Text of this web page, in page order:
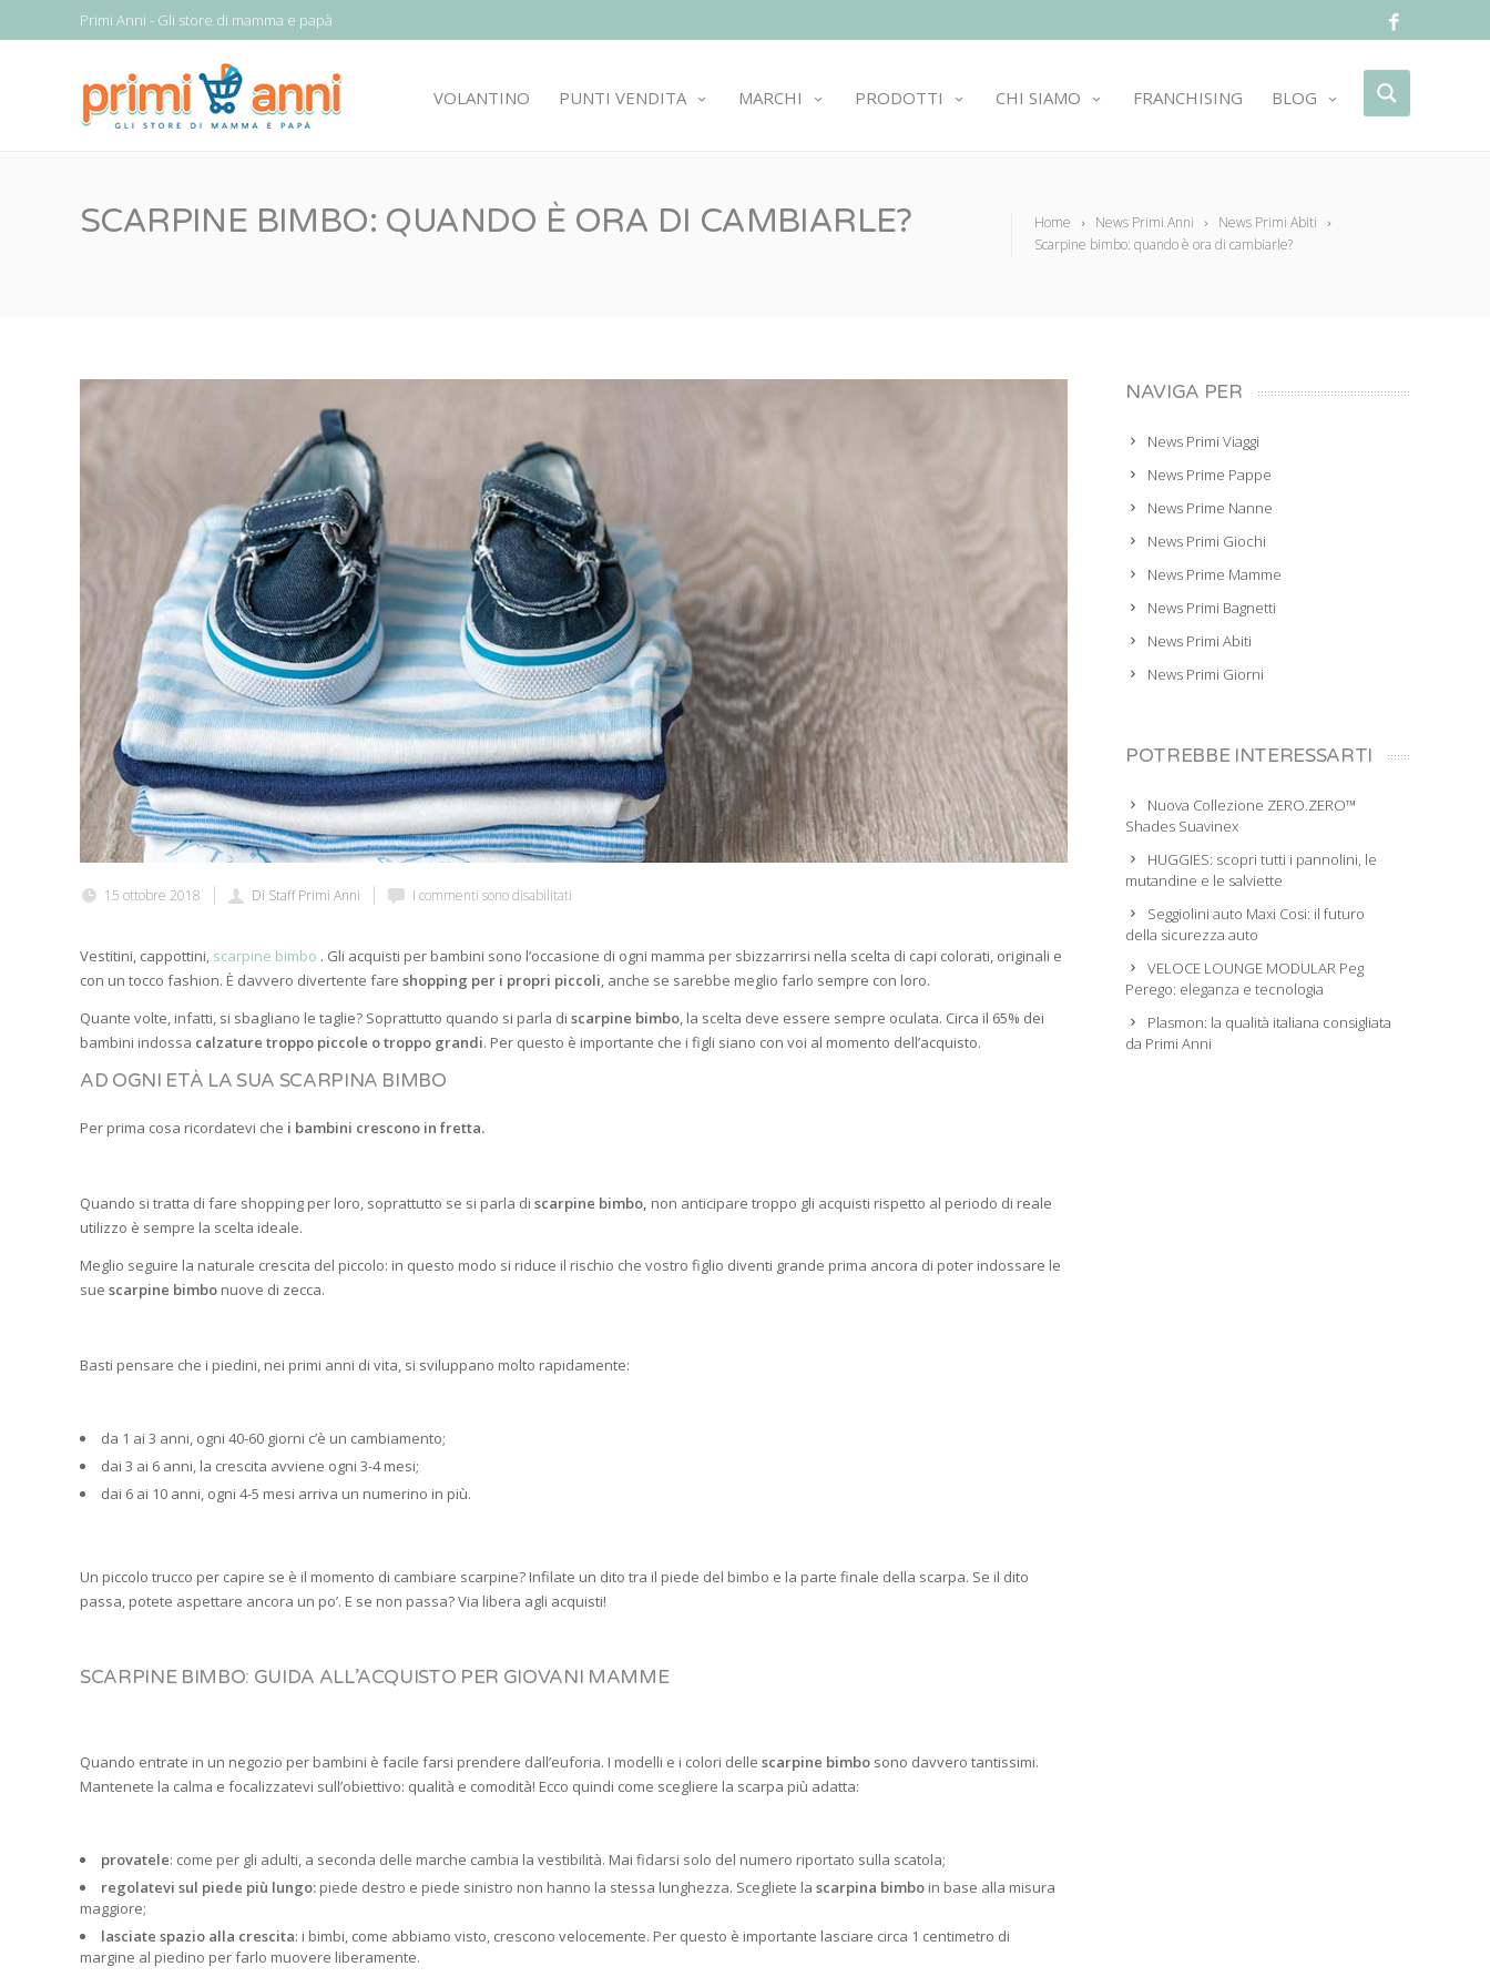
Primi Anni - Gli store di mamma e papà
VOLANTINO PUNTI VENDITA MARCHI PRODOTTI CHI SIAMO FRANCHISING BLOG
Home News Primi Anni
News Primi Abiti
Scarpine bimbo: quando è ora di cambiarle?
SCARPINE BIMBO: QUANDO È ORA DI CAMBIARLE?
15 ottobre 2018 Di Staff Primi Anni I commenti sono disabilitati
Vestitini, cappottini, scarpine bimbo . Gli acquisti per bambini sono l’occasione di ogni mamma per sbizzarrirsi nella scelta di capi colorati, originali e
con un tocco fashion. È davvero divertente fare shopping per i propri piccoli, anche se sarebbe meglio farlo sempre con loro.
Quante volte, infatti, si sbagliano le taglie? Soprattutto quando si parla di scarpine bimbo, la scelta deve essere sempre oculata. Circa il 65% dei
bambini indossa calzature troppo piccole o troppo grandi. Per questo è importante che i figli siano con voi al momento dell’acquisto.
AD OGNI ETÀ LA SUA SCARPINA BIMBO
Per prima cosa ricordatevi che i bambini crescono in fretta.
Quando si tratta di fare shopping per loro, soprattutto se si parla di scarpine bimbo, non anticipare troppo gli acquisti rispetto al periodo di reale
utilizzo è sempre la scelta ideale.
Meglio seguire la naturale crescita del piccolo: in questo modo si riduce il rischio che vostro figlio diventi grande prima ancora di poter indossare le
sue scarpine bimbo nuove di zecca.
Basti pensare che i piedini, nei primi anni di vita, si sviluppano molto rapidamente:
da 1 ai 3 anni, ogni 40-60 giorni c’è un cambiamento;
dai 3 ai 6 anni, la crescita avviene ogni 3-4 mesi;
dai 6 ai 10 anni, ogni 4-5 mesi arriva un numerino in più.
Un piccolo trucco per capire se è il momento di cambiare scarpine? Infilate un dito tra il piede del bimbo e la parte finale della scarpa. Se il dito
passa, potete aspettare ancora un po’. E se non passa? Via libera agli acquisti!
SCARPINE BIMBO: GUIDA ALL’ACQUISTO PER GIOVANI MAMME
Quando entrate in un negozio per bambini è facile farsi prendere dall’euforia. I modelli e i colori delle scarpine bimbo sono davvero tantissimi.
Mantenete la calma e focalizzatevi sull’obiettivo: qualità e comodità! Ecco quindi come scegliere la scarpa più adatta:
provatele: come per gli adulti, a seconda delle marche cambia la vestibilità. Mai fidarsi solo del numero riportato sulla scatola;
regolatevi sul piede più lungo: piede destro e piede sinistro non hanno la stessa lunghezza. Scegliete la scarpina bimbo in base alla misura
maggiore;
lasciate spazio alla crescita: i bimbi, come abbiamo visto, crescono velocemente. Per questo è importante lasciare circa 1 centimetro di
margine al piedino per farlo muovere liberamente.
NAVIGA PER
News Primi Viaggi
News Prime Pappe
News Prime Nanne
News Primi Giochi
News Prime Mamme
News Primi Bagnetti
News Primi Abiti
News Primi Giorni
POTREBBE INTERESSARTI
Nuova Collezione ZERO.ZERO™
Shades Suavinex
HUGGIES: scopri tutti i pannolini, le
mutandine e le salviette
Seggiolini auto Maxi Cosi: il futuro
della sicurezza auto
VELOCE LOUNGE MODULAR Peg
Perego: eleganza e tecnologia
Plasmon: la qualità italiana consigliata
da Primi Anni